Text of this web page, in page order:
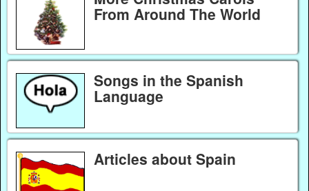
From Around The World
Songs in the Spanish
Language
Articles about Spain